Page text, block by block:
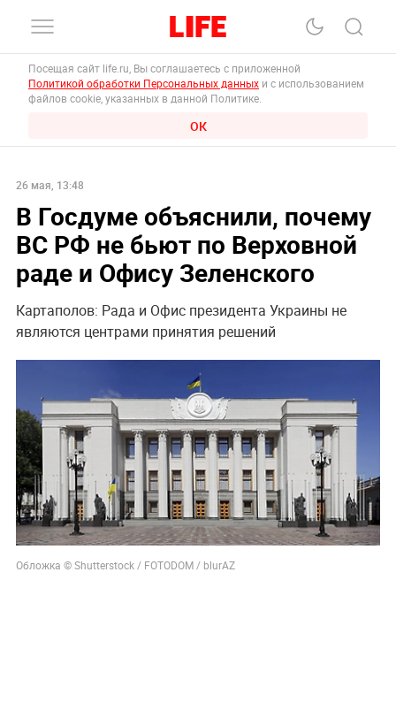
Посещая сайт life.ru, Вы соглашаетесь с приложенной
Политикой обработки Персональных данных и с использованием
файлов cookie, указанных в данной Политике.
ОК
26 мая, 13:48
В Госдуме объяснили, почему
ВС РФ не бьют по Верховной
раде и Офису Зеленского
Картаполов: Рада и Офис президента Украины не
являются центрами принятия решений
Обложка © Shutterstock / FOTODOM / blurAZ